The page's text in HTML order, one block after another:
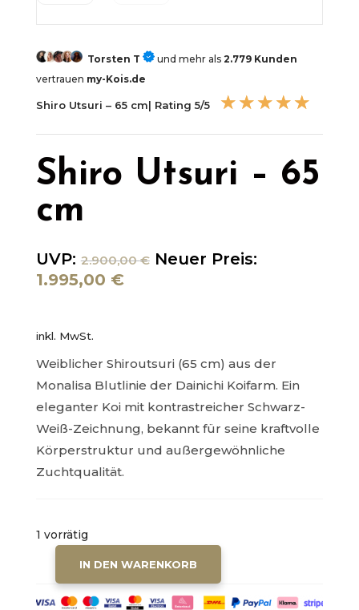
Torsten T und mehr als 2.779 Kunden
vertrauen my-Kois.de
Shiro Utsuri – 65 cm| Rating 5/5 ☆☆☆☆☆
Shiro Utsuri – 65
cm
UVP: 2.900,00€ Ursprünglicher
Neuer Preis:
1.995,00 €Aktueller
inkl. MwSt.
Weiblicher Shiroutsuri (65 cm) aus der
Monalisa Blutlinie der Dainichi Koifarm. Ein
eleganter Koi mit kontrastreicher Schwarz-
Weiß-Zeichnung, bekannt für seine kraftvolle
Körperstruktur und außergewöhnliche
Zuchtqualität.
1 vorrätig
UTSURI
IN DEN WARENKORB
L
T